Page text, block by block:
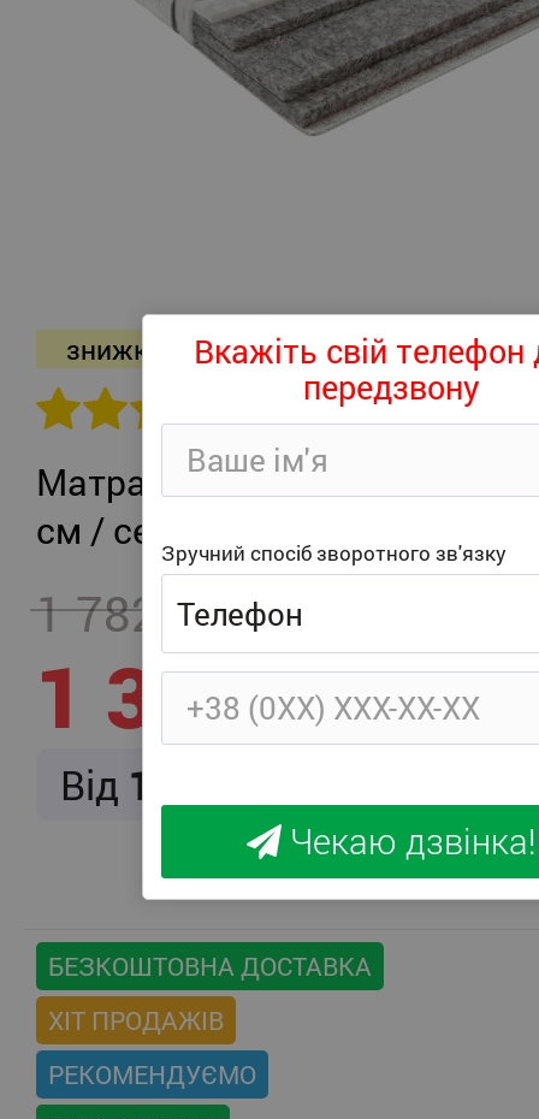
знижка -26%
302 відгуків
Матрац Persei Roll Air UP
см / середня жорсткість
1 782 - 457
1 325
Від 166
БЕЗКОШТОВНА ДОСТАВКА
ХІТ ПРОДАЖІВ
РЕКОМЕНДУЄМО
Вкажіть свій телефон
передзвону
Зручний спосіб зворотного зв'язку
Чекаю дзвінка!